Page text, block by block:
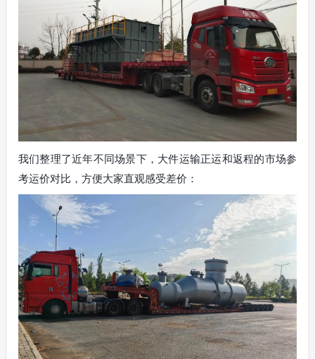
我们整理了近年不同场景下，大件运输正运和返程的市场参
考运价对比，方便大家直观感受差价：